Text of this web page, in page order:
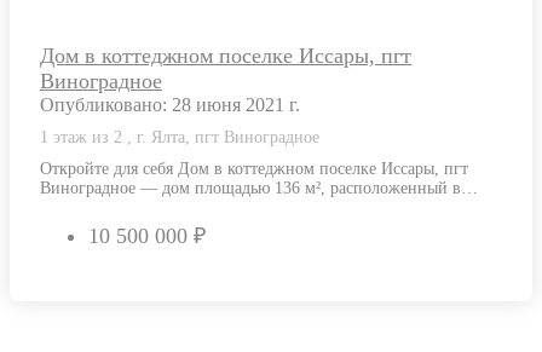
Дом в коттеджном поселке Иссары, пгт
Виноградное
Опубликовано: 28 июня 2021 г.
1 этаж из 2 , г. Ялта, пгт Виноградное
Откройте для себя Дом в коттеджном поселке Иссары, пгт
Виноградное — дом площадью 136 м², расположенный в
10 500 000 ₽